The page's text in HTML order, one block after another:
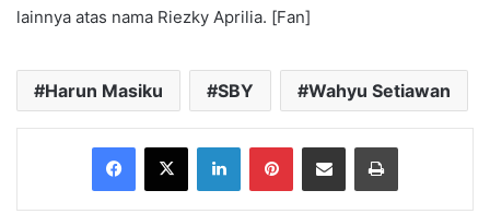
lainnya atas nama Riezky Aprilia. [Fan]
Harun Masiku SBY Wahyu Setiawan
Facebook
X LinkedInPinterestShare via Email Print